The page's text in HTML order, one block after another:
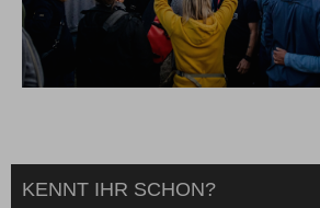
KENNT IHR SCHON?